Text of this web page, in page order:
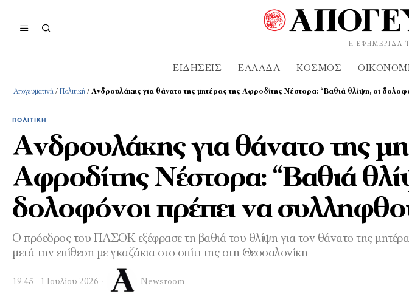
Η ΕΦΗΜΕΡΊΔΑ
ΕΙΔΉΣΕΙΣ ΕΛΛΆΔΑ ΚΌΣΜΟΣ
Απογευματινή / Πολιτική / Ανδρουλάκης για θάνατο της μητέρας της Αφροδίτης Νέστορα: “Βαθιά θλίψη, οι
ΠΟΛΙΤΙΚΉ
Ανδρουλάκης για θάνατο της
Αφροδίτης Νέστορα: “Βαθιά
δολοφόνοι πρέπει να
Ο πρόεδρος του ΠΑΣΟΚ εξέφρασε τη βαθιά του θλίψη για τον θάνατο της
μετά την επίθεση με γκαζάκια στο σπίτι της στη Θεσσαλονίκη
19:45 - 1 Ιουλίου 2026 Newsroom